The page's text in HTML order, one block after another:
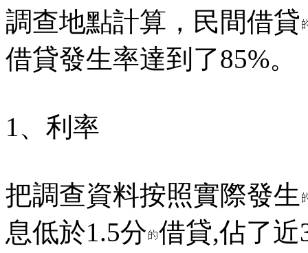
調查地點計算，民間借貸
借貸發生率達到了85%。
1、利率
把調查資料按照實際發生
息低於1.5分 借貸,佔了近